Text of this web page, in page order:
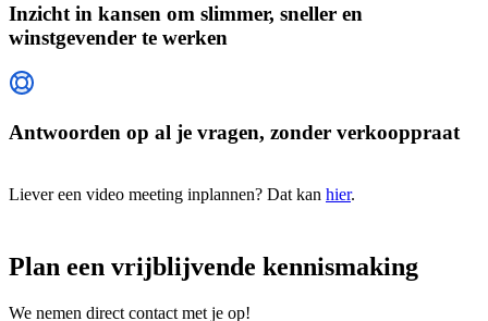
Inzicht in kansen om slimmer, sneller en
winstgevender te werken
Antwoorden op al je vragen, zonder verkooppraat
Liever een video meeting inplannen? Dat kan hier.
Plan een vrijblijvende kennismaking
We nemen direct contact met je op!